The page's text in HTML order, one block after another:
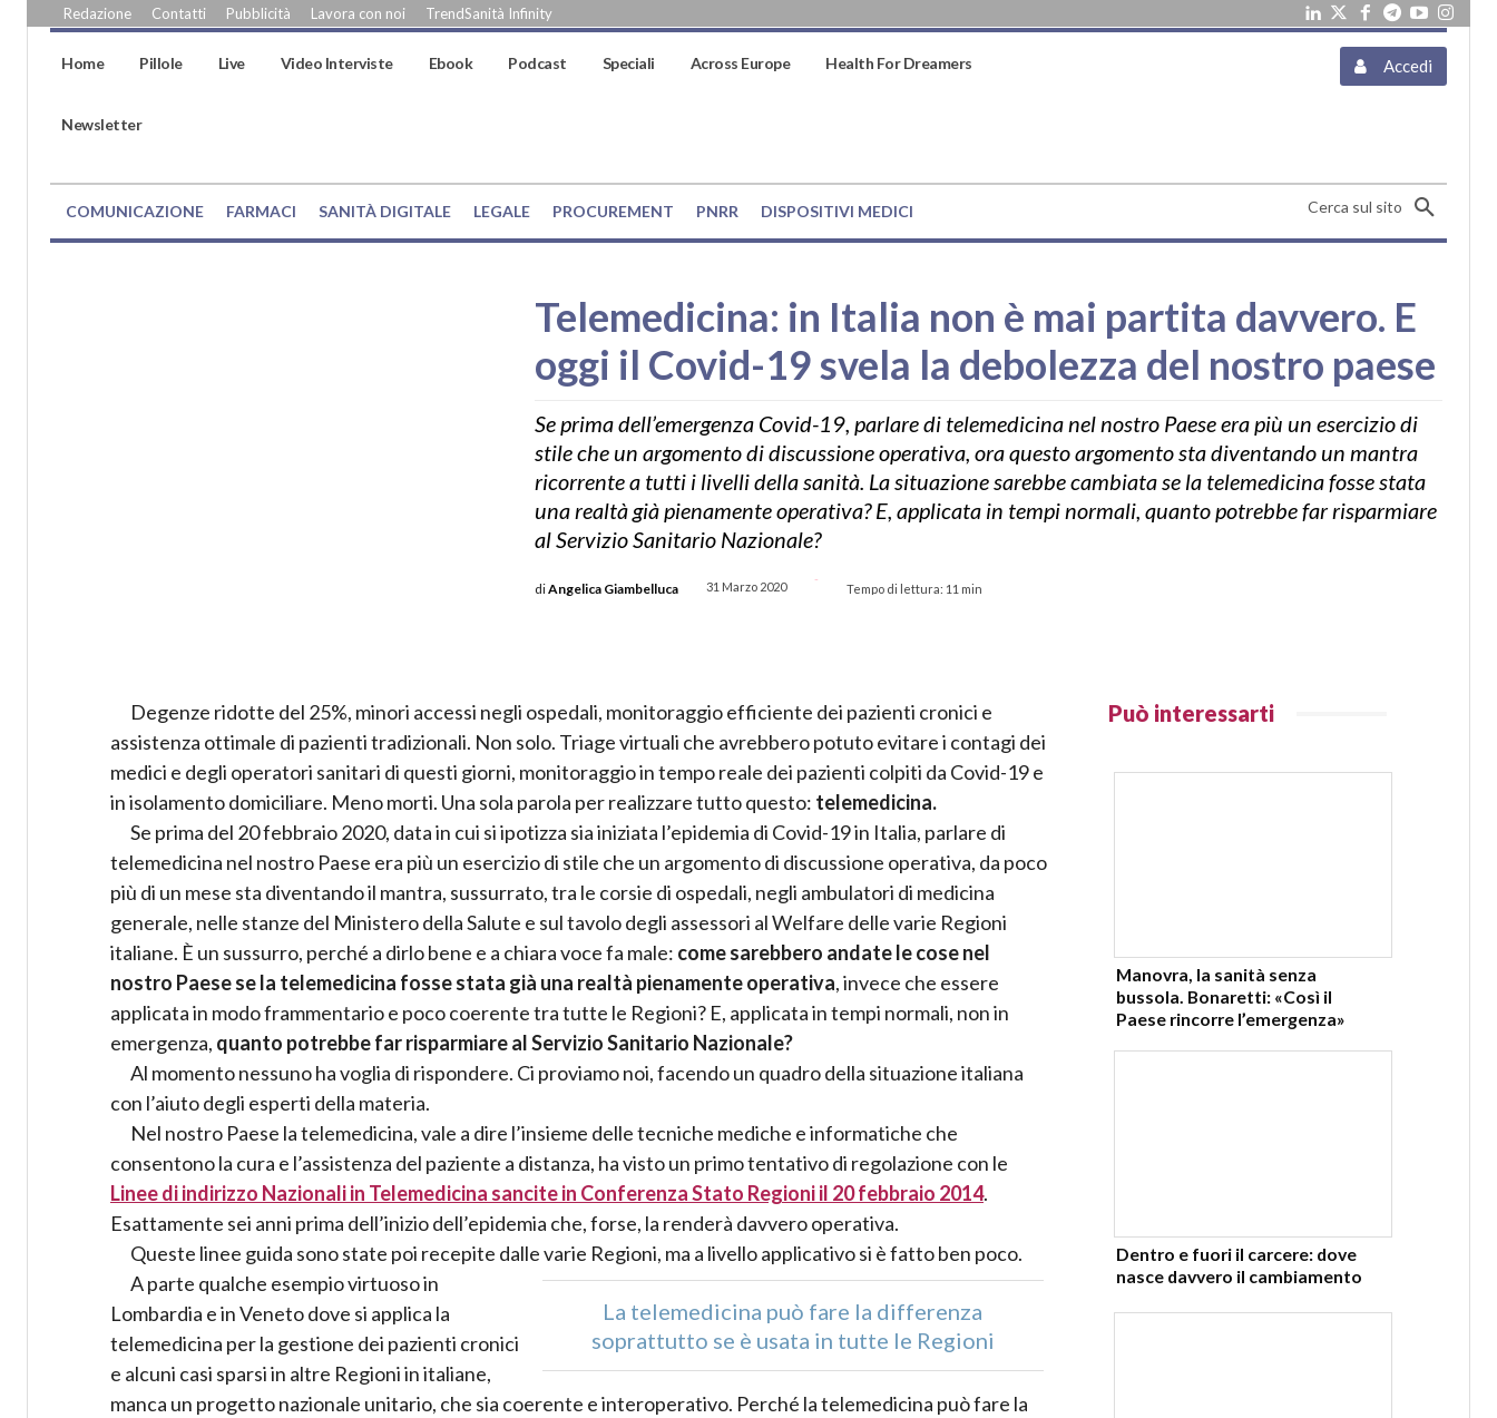
Redazione Contatti Pubblicità Lavora con noi TrendSanità Infinity
Home Pillole Live Video Interviste Ebook Podcast Speciali Across Europe Health For Dreamers
Newsletter
Accedi
COMUNICAZIONE FARMACI SANITÀ DIGITALE LEGALE PROCUREMENT PNRR DISPOSITIVI MEDICI Cerca sul sito
Telemedicina: in Italia non è mai partita davvero. E
oggi il Covid-19 svela la debolezza del nostro paese
Se prima dell’emergenza Covid-19, parlare di telemedicina nel nostro Paese era più un esercizio di
stile che un argomento di discussione operativa, ora questo argomento sta diventando un mantra
ricorrente a tutti i livelli della sanità. La situazione sarebbe cambiata se la telemedicina fosse stata
una realtà già pienamente operativa? E, applicata in tempi normali, quanto potrebbe far risparmiare
al Servizio Sanitario Nazionale?
diAngelica Giambelluca 31 Marzo 2020
-
Tempo di lettura: 11 min
Degenze ridotte del 25%, minori accessi negli ospedali, monitoraggio efficiente dei pazienti cronici e
assistenza ottimale di pazienti tradizionali. Non solo. Triage virtuali che avrebbero potuto evitare i contagi dei
medici e degli operatori sanitari di questi giorni, monitoraggio in tempo reale dei pazienti colpiti da Covid-19 e
in isolamento domiciliare. Meno morti. Una sola parola per realizzare tutto questo: telemedicina.
Se prima del 20 febbraio 2020, data in cui si ipotizza sia iniziata l’epidemia di Covid-19 in Italia, parlare di
telemedicina nel nostro Paese era più un esercizio di stile che un argomento di discussione operativa, da poco
più di un mese sta diventando il mantra, sussurrato, tra le corsie di ospedali, negli ambulatori di medicina
generale, nelle stanze del Ministero della Salute e sul tavolo degli assessori al Welfare delle varie Regioni
italiane. È un sussurro, perché a dirlo bene e a chiara voce fa male: come sarebbero andate le cose nel
nostro Paese se la telemedicina fosse stata già una realtà pienamente operativa, invece che essere
applicata in modo frammentario e poco coerente tra tutte le Regioni? E, applicata in tempi normali, non in
emergenza, quanto potrebbe far risparmiare al Servizio Sanitario Nazionale?
Al momento nessuno ha voglia di rispondere. Ci proviamo noi, facendo un quadro della situazione italiana
con l’aiuto degli esperti della materia.
Nel nostro Paese la telemedicina, vale a dire l’insieme delle tecniche mediche e informatiche che
consentono la cura e l’assistenza del paziente a distanza, ha visto un primo tentativo di regolazione con le
Linee di indirizzo Nazionali in Telemedicina sancite in Conferenza Stato Regioni il 20 febbraio 2014.
Esattamente sei anni prima dell’inizio dell’epidemia che, forse, la renderà davvero operativa.
Queste linee guida sono state poi recepite dalle varie Regioni, ma a livello applicativo si è fatto ben poco.
La telemedicina può fare la differenza
soprattutto se è usata in tutte le Regioni
A parte qualche esempio virtuoso in
Lombardia e in Veneto dove si applica la
telemedicina per la gestione dei pazienti cronici
e alcuni casi sparsi in altre Regioni in italiane,
manca un progetto nazionale unitario, che sia coerente e interoperativo. Perché la telemedicina può fare la
Può interessarti
Manovra, la sanità senza
bussola. Bonaretti: «Così il
Paese rincorre l’emergenza»
Dentro e fuori il carcere: dove
nasce davvero il cambiamento